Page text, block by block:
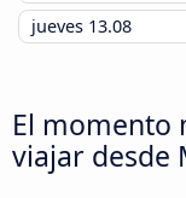
jueves 13.08
El momento
viajar desde